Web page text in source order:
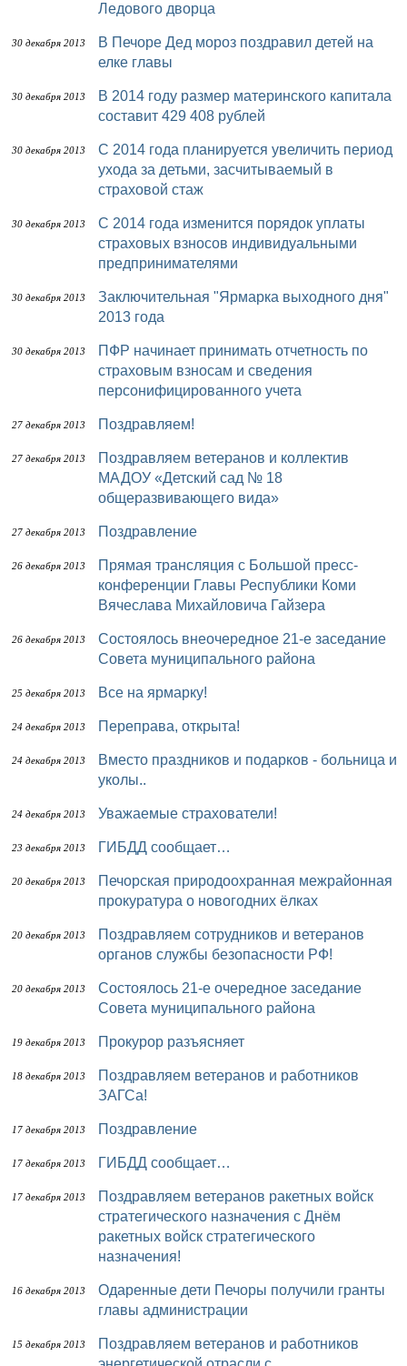
Ледового дворца
30 декабря 2013
В Печоре Дед мороз поздравил детей на
елке главы
30 декабря 2013
В 2014 году размер материнского капитала
составит 429 408 рублей
30 декабря 2013
С 2014 года планируется увеличить период
ухода за детьми, засчитываемый в
страховой стаж
30 декабря 2013
С 2014 года изменится порядок уплаты
страховых взносов индивидуальными
предпринимателями
30 декабря 2013
Заключительная "Ярмарка выходного дня"
2013 года
30 декабря 2013
ПФР начинает принимать отчетность по
страховым взносам и сведения
персонифицированного учета
27 декабря 2013 Поздравляем!
27 декабря 2013
Поздравляем ветеранов и коллектив
МАДОУ «Детский сад № 18
общеразвивающего вида»
27 декабря 2013 Поздравление
26 декабря 2013
Прямая трансляция с Большой пресс-
конференции Главы Республики Коми
Вячеслава Михайловича Гайзера
26 декабря 2013
Состоялось внеочередное 21-е заседание
Совета муниципального района
25 декабря 2013 Все на ярмарку!
24 декабря 2013 Переправа, открыта!
24 декабря 2013
Вместо праздников и подарков - больница и
уколы..
24 декабря 2013 Уважаемые страхователи!
23 декабря 2013 ГИБДД сообщает…
20 декабря 2013
Печорская природоохранная межрайонная
прокуратура о новогодних ёлках
20 декабря 2013
Поздравляем сотрудников и ветеранов
органов службы безопасности РФ!
20 декабря 2013
Состоялось 21-е очередное заседание
Совета муниципального района
19 декабря 2013 Прокурор разъясняет
18 декабря 2013
Поздравляем ветеранов и работников
ЗАГСа!
17 декабря 2013 Поздравление
17 декабря 2013 ГИБДД сообщает…
17 декабря 2013
Поздравляем ветеранов ракетных войск
стратегического назначения с Днём
ракетных войск стратегического
назначения!
16 декабря 2013
Одаренные дети Печоры получили гранты
главы администрации
15 декабря 2013
Поздравляем ветеранов и работников